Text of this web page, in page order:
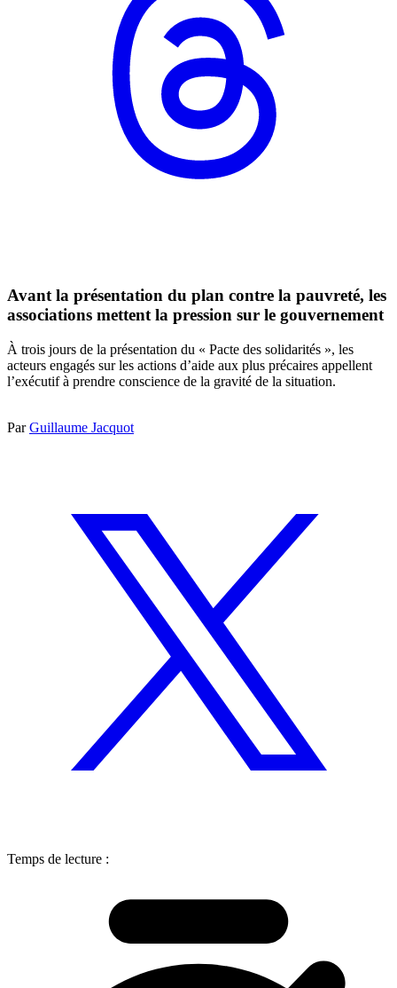
Avant la présentation du plan contre la pauvreté, les
associations mettent la pression sur le gouvernement
À trois jours de la présentation du « Pacte des solidarités », les
acteurs engagés sur les actions d’aide aux plus précaires appellent
l’exécutif à prendre conscience de la gravité de la situation.
ParGuillaume Jacquot
Temps de lecture :